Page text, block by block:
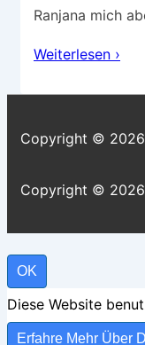
Ranjana mich
Rezension
Weiterlesen ›
Copyright © 2026
Copyright © 2026
OK
Diese Website
Erfahre Mehr Über